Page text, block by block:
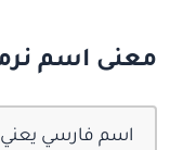
معنى اسم
اسم فارسي يعني